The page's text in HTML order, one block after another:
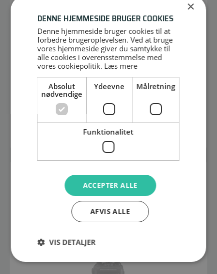
VERTEX EVX-R70 UHF
AC103U005-VSL
Læs mere
×
DENNE HJEMMESIDE BRUGER COOKIES
Denne hjemmeside bruger cookies til at
forbedre brugeroplevelsen. Ved at bruge
vores hjemmeside giver du samtykke til
alle cookies i overensstemmelse med
vores cookiepolitik. Læs mere
Absolut
nødvendige
Ydeevne Målretning
Funktionalitet
ACCEPTER ALLE
AFVIS ALLE
VIS DETALJER